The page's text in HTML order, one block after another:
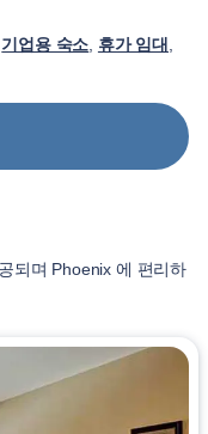
기업용 숙소 휴가 임대
되며 Phoenix 에 편리하